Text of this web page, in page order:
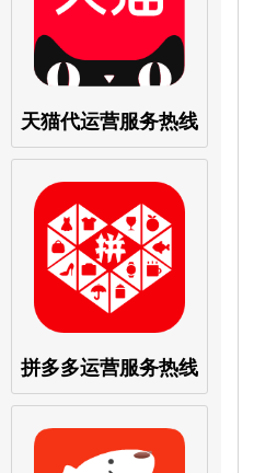
天猫代运营服务热线
拼多多运营服务热线